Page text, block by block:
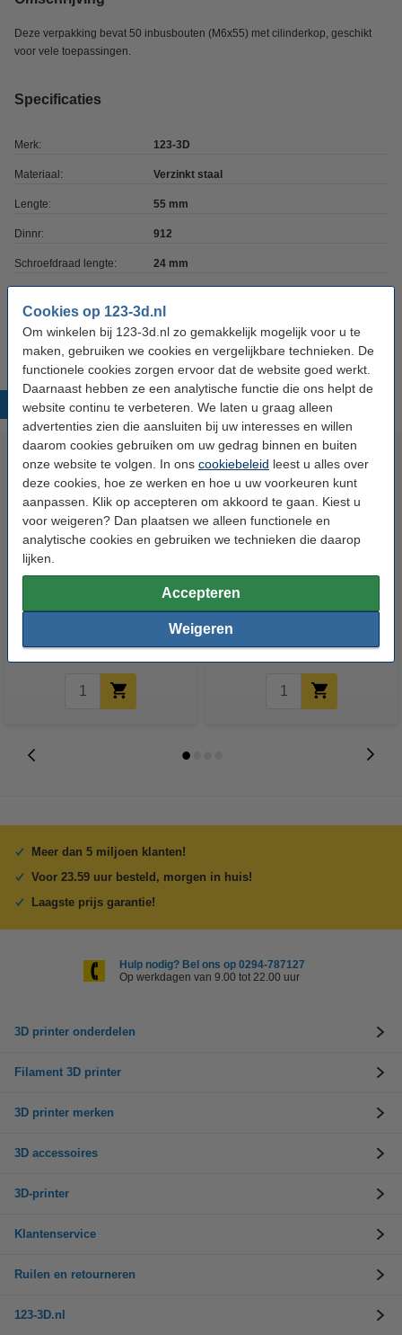
Cookies op 123-3d.nl
Om winkelen bij 123-3d.nl zo gemakkelijk mogelijk voor u te
maken, gebruiken we cookies en vergelijkbare technieken. De
functionele cookies zorgen ervoor dat de website goed werkt.
Daarnaast hebben ze een analytische functie die ons helpt de
website continu te verbeteren. We laten u graag alleen
advertenties zien die aansluiten bij uw interesses en willen
daarom cookies gebruiken om uw gedrag binnen en buiten
onze website te volgen. In ons cookiebeleid leest u alles over
deze cookies, hoe ze werken en hoe u uw voorkeuren kunt
aanpassen. Klik op accepteren om akkoord te gaan. Kiest u
voor weigeren? Dan plaatsen we alleen functionele en
analytische cookies en gebruiken we technieken die daarop
lijken.
Accepteren
Weigeren
Deze verpakking bevat 50 inbusbouten (M6x55) met cilinderkop, geschikt
voor vele toepassingen.
Specificaties
Merk: 123-3D
Materiaal: Verzinkt staal
Lengte: 55 mm
Dinnr: 912
Schroefdraad lengte: 24 mm
Populaire producten
Metaalschroef inbus M6x12 mm
cilinderkop verzinkt (50 stuks)
Metaalschroef inbus M6x45 mm
cilinderkop verzinkt (50 stuks)
Meer dan 5 miljoen klanten!
Voor 23.59 uur besteld, morgen in huis!
Laagste prijs garantie!
Hulp nodig? Bel ons op 0294-787127
Op werkdagen van 9.00 tot 22.00 uur
3D printer onderdelen
Filament 3D printer
3D printer merken
3D accessoires
3D-printer
Klantenservice
Ruilen en retourneren
123-3D.nl